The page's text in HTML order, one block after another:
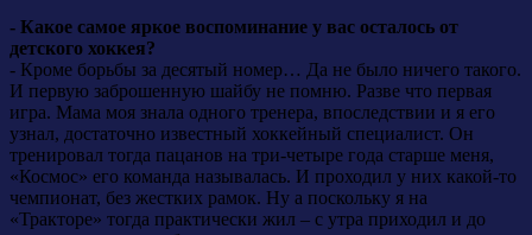
- Какое самое яркое воспоминание у вас осталось от
детского хоккея?
- Кроме борьбы за десятый номер… Да не было ничего такого.
И первую заброшенную шайбу не помню. Разве что первая
игра. Мама моя знала одного тренера, впоследствии и я его
узнал, достаточно известный хоккейный специалист. Он
тренировал тогда пацанов на три-четыре года старше меня,
«Космос» его команда называлась. И проходил у них какой-то
чемпионат, без жестких рамок. Ну а поскольку я на
«Тракторе» тогда практически жил – с утра приходил и до